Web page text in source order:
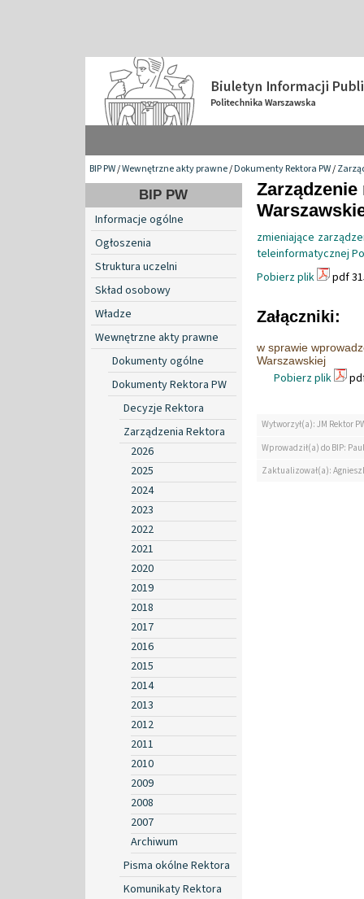
BIP PW/Wewnętrzne akty prawne/Dokumenty Rektora PW/
BIP PW
Informacje ogólne
Ogłoszenia
Struktura uczelni
Skład osobowy
Władze
Wewnętrzne akty prawne
Dokumenty ogólne
Dokumenty Rektora PW
Decyzje Rektora
Zarządzenia Rektora
2026
2025
2024
2023
2022
2021
2020
2019
2018
2017
2016
2015
2014
2013
2012
2011
2010
2009
2008
2007
Archiwum
Pisma okólne Rektora
Komunikaty Rektora
zmieniające
teleinformatycznej
Pobierz plik
pdf
Załączniki:
w sprawie
Warszawskiej
Pobierz plik
Wytworzył(a): JM Rektor
Wprowadził(a) do BIP:
Zaktualizował(a):